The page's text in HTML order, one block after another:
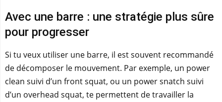
Avec une barre : une stratégie plus sûre
pour progresser
Si tu veux utiliser une barre, il est souvent recommandé
de décomposer le mouvement. Par exemple, un power
clean suivi d’un front squat, ou un power snatch suivi
d’un overhead squat, te permettent de travailler la